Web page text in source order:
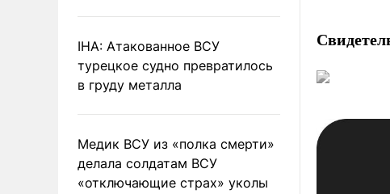
IHA: Атакованное ВСУ
турецкое судно превратилось
в груду металла
Медик ВСУ из «полка смерти»
делала солдатам ВСУ
«отключающие страх» уколы